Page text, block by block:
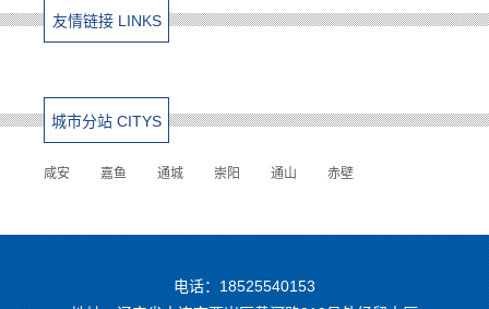
友情链接 LINKS
城市分站 CITYS
咸安 嘉鱼 通城 崇阳 通山 赤壁
电话：18525540153